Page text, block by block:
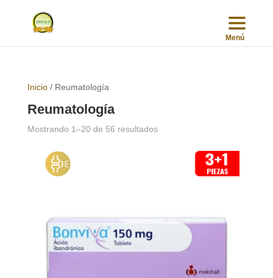
Inicio/ Reumatología
Reumatología
Mostrando 1–20 de 56 resultadosSorted
popularity